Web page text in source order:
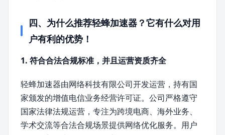
四、为什么推荐轻蜂加速器？它有什么对用
户有利的优势！
1. 符合合法合规标准，并且运营资质齐全
轻蜂加速器由网络科技有限公司开发运营，持有国
家颁发的增值电信业务经营许可证。公司严格遵守
国家法律法规运营，专注为跨境电商、海外业务、
学术交流等合法合规场景提供网络优化服务。用户